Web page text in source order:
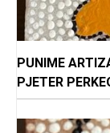
PUNIME
PJETER